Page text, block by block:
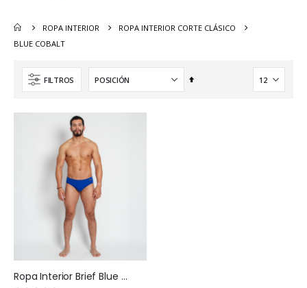
ROPA INTERIOR
ROPA INTERIOR CORTE CLÁSICO
BLUE COBALT
FILTROS
Fijar
Ropa Interior Brief Blue Cobalt